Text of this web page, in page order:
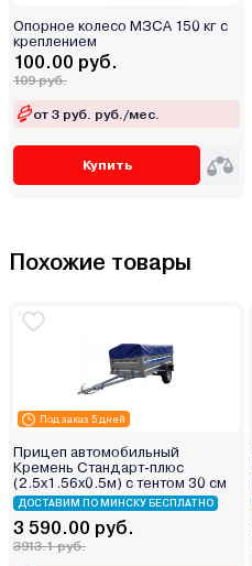
Опорное колесо МЗСА 150 кг с
креплением
100.00 руб.
109 руб.
от 3 руб. руб./мес.
Купить
Похожие товары
Под заказ 5 дней
Прицеп автомобильный
Кремень Стандарт-плюс
(2.5х1.56х0.5м) с тентом 30 см
ДОСТАВИМ ПО МИНСКУ БЕСПЛАТНО
3 590.00 руб.
3913.1 руб.